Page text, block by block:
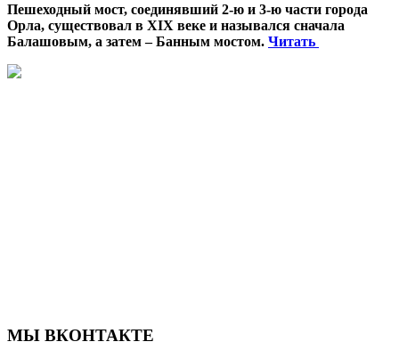
Пешеходный мост, соединявший 2-ю и 3-ю части города
Орла, существовал в XIX веке и назывался сначала
Балашовым, а затем – Банным мостом. Читать
МЫ ВКОНТАКТЕ